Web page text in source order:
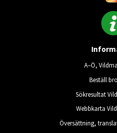
A–Ö,
Beställ
Sökresultat
Webbkarta
Översättning,